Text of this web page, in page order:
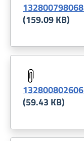
(159.09 KB)
(59.43 KB)